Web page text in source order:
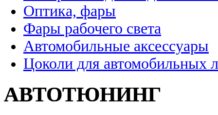
Оптика, фары
Фары рабочего света
Автомобильные аксессуары
Цоколи для автомобильных
АВТОТЮНИНГ